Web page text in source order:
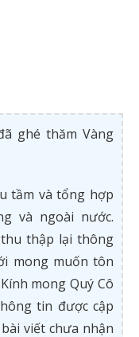
ghé thăm Vàng
tầm và tổng hợp
và ngoài nước.
thập lại thông
mong muốn tôn
mong Quý Cô
tin được cập
viết chưa nhận